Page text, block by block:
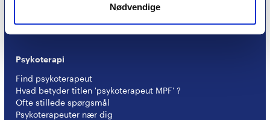
Nødvendige
Psykoterapi
Find psykoterapeut
Hvad betyder titlen 'psykoterapeut MPF' ?
Ofte stillede spørgsmål
Psykoterapeuter nær dig